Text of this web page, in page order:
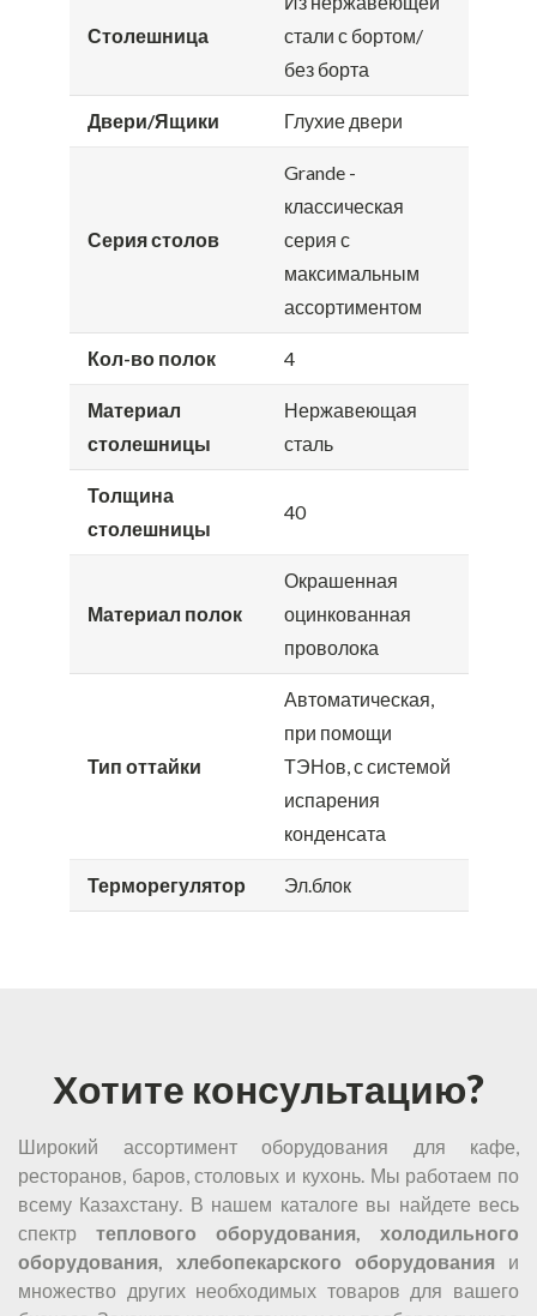
Столешница
стали с бортом/
без борта
Двери/Ящики Глухие двери
Серия столов
Grande -
классическая
серия с
максимальным
ассортиментом
Кол-во полок 4
Материал
столешницы
Нержавеющая
сталь
Толщина
столешницы
40
Материал полок
Окрашенная
оцинкованная
проволока
Тип оттайки
Автоматическая,
при помощи
ТЭНов, с системой
испарения
конденсата
Терморегулятор Эл.блок
Хотите консультацию?
Широкий ассортимент оборудования для кафе,
ресторанов, баров, столовых и кухонь. Мы работаем по
всему Казахстану. В нашем каталоге вы найдете весь
спектр теплового оборудования, холодильного
оборудования, хлебопекарского оборудования и
множество других необходимых товаров для вашего